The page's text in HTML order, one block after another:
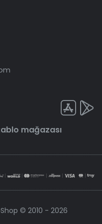
mağazası
© 2010 - 2026